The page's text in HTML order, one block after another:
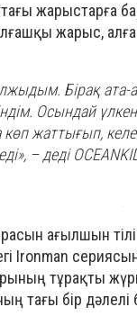
жарыстарға
алғашқы жарыс,
Бірақ ата-
Осындай
жаттығып,
– деді
ағылшын
Ironman
тұрақты
тағы бір дәлелі